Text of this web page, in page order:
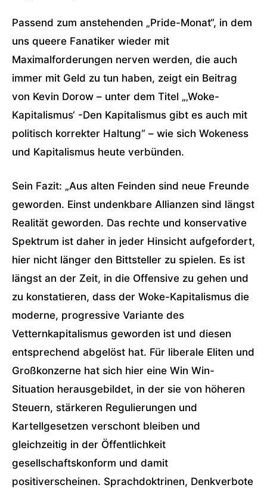
Passend zum anstehenden „Pride-Monat“, in dem
uns queere Fanatiker wieder mit
Maximalforderungen nerven werden, die auch
immer mit Geld zu tun haben, zeigt ein Beitrag
von Kevin Dorow – unter dem Titel „‚Woke-
Kapitalismus‘ -Den Kapitalismus gibt es auch mit
politisch korrekter Haltung“ – wie sich Wokeness
und Kapitalismus heute verbünden.
Sein Fazit: „Aus alten Feinden sind neue Freunde
geworden. Einst undenkbare Allianzen sind längst
Realität geworden. Das rechte und konservative
Spektrum ist daher in jeder Hinsicht aufgefordert,
hier nicht länger den Bittsteller zu spielen. Es ist
längst an der Zeit, in die Offensive zu gehen und
zu konstatieren, dass der Woke-Kapitalismus die
moderne, progressive Variante des
Vetternkapitalismus geworden ist und diesen
entsprechend abgelöst hat. Für liberale Eliten und
Großkonzerne hat sich hier eine Win Win-
Situation herausgebildet, in der sie von höheren
Steuern, stärkeren Regulierungen und
Kartellgesetzen verschont bleiben und
gleichzeitig in der Öffentlichkeit
gesellschaftskonform und damit
positiverscheinen. Sprachdoktrinen, Denkverbote